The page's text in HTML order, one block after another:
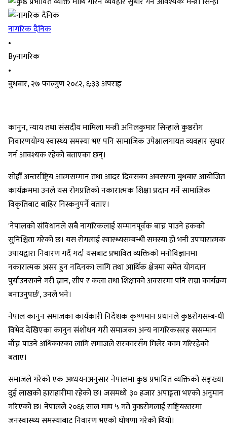
नागरिक दैनिक
•
Byनागरिक
•
बुधबार, २७ फाल्गुण २०८२, ६:३३ अपराह्न
कानुन, न्याय तथा संसदीय मामिला मन्त्री अनिलकुमार सिन्हाले कुष्ठरोग
निवारणयोग्य स्वास्थ्य समस्या भए पनि सामाजिक उपेक्षालगायत व्यवहार सुधार
गर्न आवश्यक रहेको बताएका छन्।
सोह्रौँ अन्तर्राष्ट्रिय आत्मसम्मान तथा आदर दिवसका अवसरमा बुधबार आयोजित
कार्यक्रममा उनले यस रोगप्रतिको नकारात्मक शिक्षा प्रदान गर्ने सामाजिक
विकृतिबाट बाहिर निस्कनुपर्ने बताए।
'नेपालको संविधानले सबै नागरिकलाई सम्मानपूर्वक बाच्न पाउने हकको
सुनिश्चिता गरेको छ। यस रोगलाई स्वास्थ्यसम्बन्धी समस्या हो भनी उपचारात्मक
उपायद्वारा निवारण गर्दै गर्दा यसबाट प्रभावित व्यक्तिको मनोविज्ञानमा
नकारात्मक असर हुन नदिनका लागि तथा आर्थिक क्षेत्रमा समेत योगदान
पुर्याउनसक्ने गरी ज्ञान, सीप र कला तथा शिक्षाको अवसरमा पनि राम्रा कार्यक्रम
बनाउनुपर्छ', उनले भने।
नेपाल कानुन समाजका कार्यकारी निर्देशक कृष्णमान प्रधानले कुष्ठरोगसम्बन्धी
विभेद देखिएका कानुन संशोधन गरी समाजका अन्य नागरिकसरह ससम्मान
बाँच्न पाउने अधिकारका लागि समाजले सरकारसँग मिलेर काम गरिरहेको
बताए।
समाजले गरेको एक अध्ययनअनुसार नेपालमा कुष्ठ प्रभावित व्यक्तिको सङ्ख्या
दुई लाखको हाराहारीमा रहेको छ। जसमध्ये ३० हजार अपाङ्गता भएको अनुमान
गरिएको छ। नेपालले २०६६ साल माघ ५ गते कुष्ठरोगलाई राष्ट्रियस्तरमा
जनस्वास्थ्य समस्याबाट निवारण भएको घोषणा गरेको थियो।